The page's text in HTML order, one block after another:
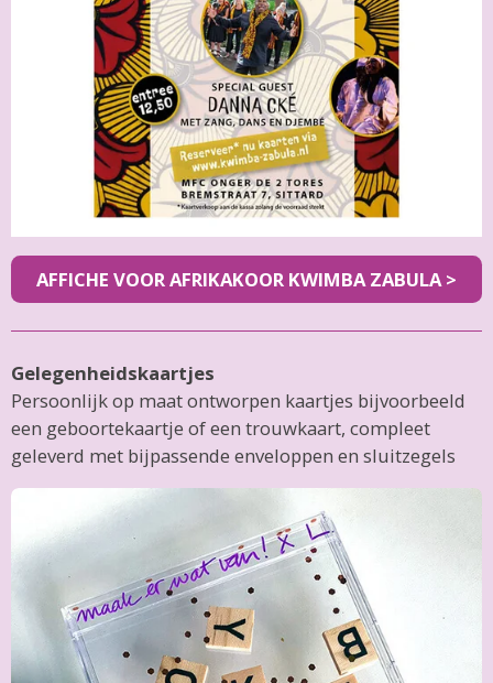
AFFICHE VOOR AFRIKAKOOR KWIMBA ZABULA >
Gelegenheidskaartjes
Persoonlijk op maat ontworpen kaartjes bijvoorbeeld
een geboortekaartje of een trouwkaart, compleet
geleverd met bijpassende enveloppen en sluitzegels